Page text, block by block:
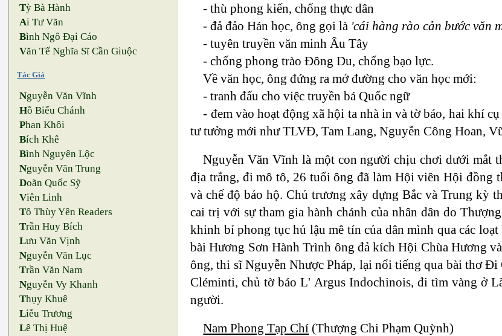
Tỳ Bà Hành
Ai Tư Vãn
Bình Ngô Đại Cáo
Văn Tế Nghĩa Sĩ Cần Giuộc
Tác Giả
Nguyễn Văn Vĩnh
Hồ Biểu Chánh
Phan Khôi
Bích Khê
Bình Nguyên Lộc
Nguyễn Văn Trung
Doãn Quốc Sỹ
Viên Linh
Tô Thùy Yên Readers
Trần Huy Bích
Lưu Văn Vịnh
Nguyễn Văn Lục
Trần Văn Nam
Nguyễn Vy Khanh
Thụy Khuê
Liễu Trương
Lê Thị Huệ
- thù phong kiến, chống thực dân
- đả đảo Hán học, ông gọi là 'cái hàng rào cản bước văn
- tuyên truyền văn minh Âu Tây
- chống phong trào Đông Du, chống bạo lực.
Về văn học, ông đứng ra mở đường cho văn học mới:
- tranh đấu cho việc truyền bá Quốc ngữ
- đem vào hoạt động xã hội ta nhà in và tờ báo, hai khí
tư tưởng mới như TLVĐ, Tam Lang, Nguyễn Công Hoan,
Nguyễn Văn Vĩnh là một con người chịu chơi dưới mắt
địa trắng, đi mô tô, 26 tuổi ông đã làm Hội viên Hội đồng
và chế độ bảo hộ. Chủ trương xây dựng Bắc và Trung kỳ
cai trị với sự tham gia hành chánh của nhân dân do
khinh bỉ phong tục hủ lậu mê tín của dân mình qua các
bài Hương Sơn Hành Trình ông đả kích Hội Chùa Hương
ông, thi sĩ Nguyễn Nhược Pháp, lại nổi tiếng qua bài thơ
Cléminti, chủ tờ báo L' Argus Indochinois, đi tìm vàng ở
người.
Nam Phong Tạp Chí (Thượng Chi Phạm Quỳnh)